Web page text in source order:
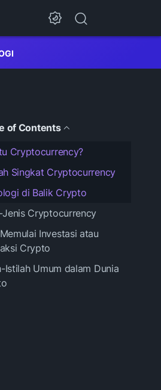
Dark Mode
of Contents
Cryptocurrency?
Singkat Cryptocurrency
di Balik Crypto
Jenis Cryptocurrency
Investasi atau
Crypto
Istilah Umum dalam Dunia